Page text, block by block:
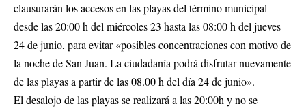
clausurarán los accesos en las playas del término municipal
desde las 20:00 h del miércoles 23 hasta las 08:00 h del jueves
24 de junio, para evitar «posibles concentraciones con motivo de
la noche de San Juan. La ciudadanía podrá disfrutar nuevamente
de las playas a partir de las 08.00 h del día 24 de junio».
El desalojo de las playas se realizará a las 20:00h y no se